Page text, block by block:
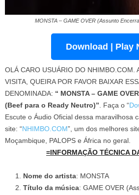
MONSTA – GAME OVER (Assunto
Download | Play
OLÁ CARO USUÁRIO DO NHIMBO.COM.
VISITA, QUEIRA POR FAVOR BAIXAR
DENOMINADA: “ MONSTA – GAME
(Beef para o Ready Neutro)” . Faça o “
Escute o Áudio Oficial dessa maravilhosa
site: “NHIMBO.COM”, um dos melhores
Moçambique, PALOPS e África no geral.
=INFORMAÇÃO TÉCNICA
Nome do artista: MONSTA
Título da música: GAME OVER